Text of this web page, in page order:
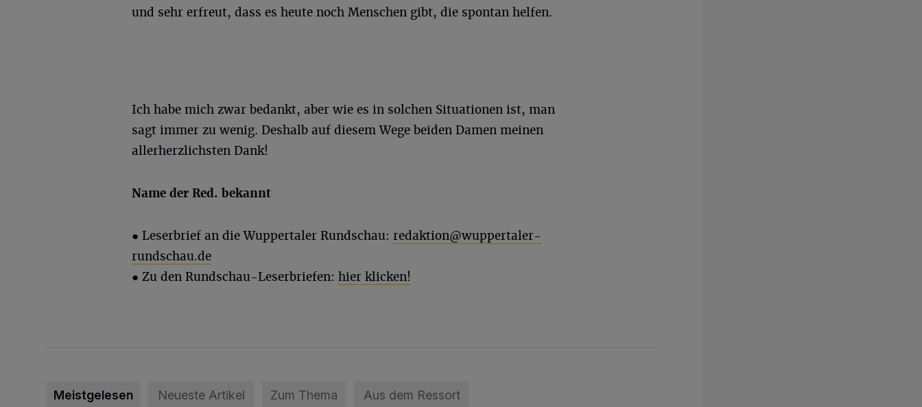
und sehr erfreut, dass es heute noch Menschen gibt, die spontan helfen.
Ich habe mich zwar bedankt, aber wie es in solchen Situationen ist, man
sagt immer zu wenig. Deshalb auf diesem Wege beiden Damen meinen
allerherzlichsten Dank!
Name der Red. bekannt
● Leserbrief an die Wuppertaler Rundschau: redaktion@wuppertaler-
rundschau.de
● Zu den Rundschau-Leserbriefen: hier klicken!
Meistgelesen Neueste Artikel Zum Thema Aus dem Ressort